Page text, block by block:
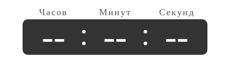
-- -- --
Шоколад